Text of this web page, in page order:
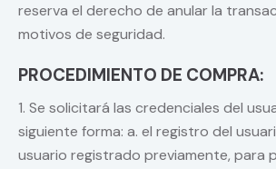
reserva el derecho de anular la
motivos de seguridad.
PROCEDIMIENTO DE COMPRA:
1. Se solicitará las credenciales del
siguiente forma: a. el registro del
usuario registrado previamente, para